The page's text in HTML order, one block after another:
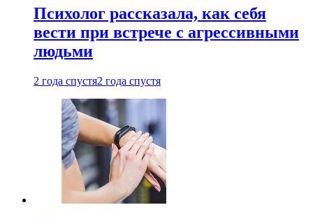
Психолог рассказала, как себя
вести при встрече с агрессивными
людьми
2 года спустя2 года спустя